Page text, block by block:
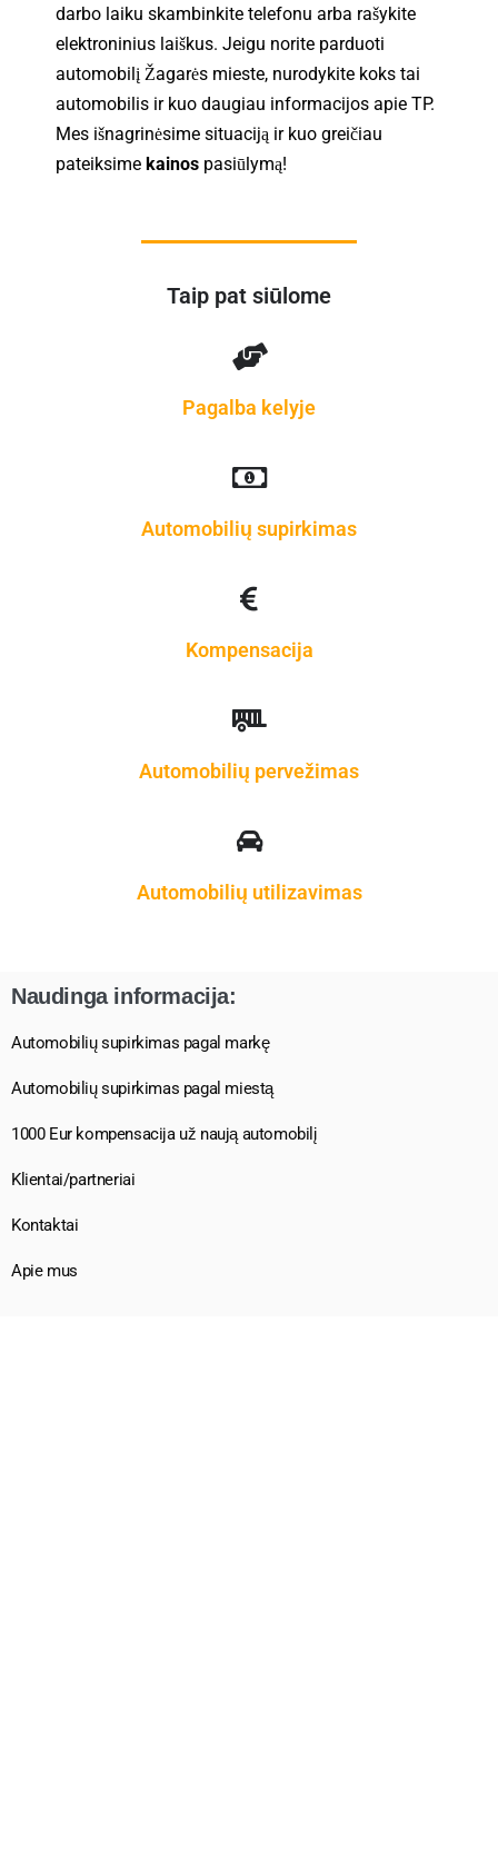
darbo laiku skambinkite telefonu arba rašykite
elektroninius laiškus. Jeigu norite parduoti
automobilį Žagarės mieste, nurodykite koks tai
automobilis ir kuo daugiau informacijos apie TP.
Mes išnagrinėsime situaciją ir kuo greičiau
pateiksime kainos pasiūlymą!
Taip pat siūlome
Pagalba kelyje
Automobilių supirkimas
Kompensacija
Automobilių pervežimas
Automobilių utilizavimas
Naudinga informacija:
Automobilių supirkimas pagal markę
Automobilių supirkimas pagal miestą
1000 Eur kompensacija už naują automobilį
Klientai/partneriai
Kontaktai
Apie mus